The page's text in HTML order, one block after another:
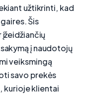
užtikrinti, kad
Šis
į naudotojų
veiksmingą
savo prekės
kurioje klientai